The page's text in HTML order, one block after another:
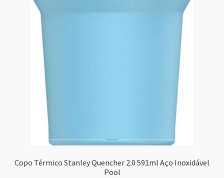
Copo Térmico Stanley Quencher 2.0 591ml Aço Inoxidável
Pool